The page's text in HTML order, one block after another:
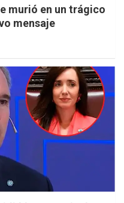
murió en un trágico
mensaje